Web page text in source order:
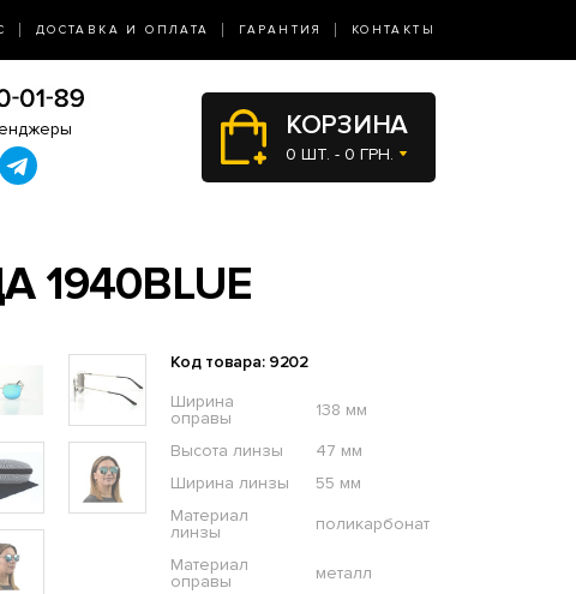
ДОСТАВКА И ОПЛАТА ГАРАНТИЯ КОНТАКТЫ
КОРЗИНА
0 ШТ. - 0 ГРН.
Код товара: 9202
Ширина
оправы
138 мм
Высота линзы
47 мм
Ширина линзы
55 мм
Материал
линзы
поликарбонат
Материал
оправы
металл